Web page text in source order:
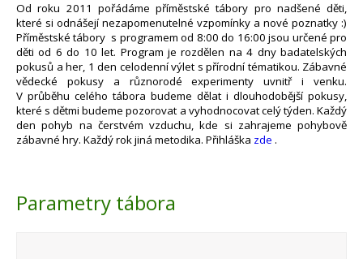
Od roku 2011 pořádáme příměstské tábory pro nadšené děti,
které si odnášejí nezapomenutelné vzpomínky a nové poznatky :)
Příměstské tábory s programem od 8:00 do 16:00 jsou určené pro
děti od 6 do 10 let. Program je rozdělen na 4 dny badatelských
pokusů a her, 1 den celodenní výlet s přírodní tématikou. Zábavné
vědecké pokusy a různorodé experimenty uvnitř i venku.
V průběhu celého tábora budeme dělat i dlouhodobější pokusy,
které s dětmi budeme pozorovat a vyhodnocovat celý týden. Každý
den pohyb na čerstvém vzduchu, kde si zahrajeme pohybově
zábavné hry. Každý rok jiná metodika. Přihláška zde .
Parametry tábora